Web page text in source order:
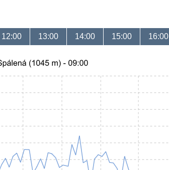
12:00 13:00 14:00 15:00 16:00